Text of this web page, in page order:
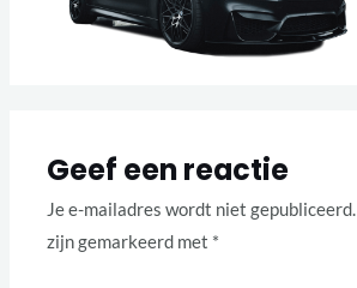
Geef een reactie
Je e-mailadres wordt niet gepubliceerd.
zijn gemarkeerd met *